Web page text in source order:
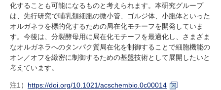
化することも可能になるものと考えられます。本研究グループ
は、先行研究で哺乳類細胞の微小管、ゴルジ体、小胞体といった
オルガネラを標的化するための局在化モチーフを開発していま
す。今後は、分裂酵母用に局在化モチーフを最適化し、さまざま
なオルガネラへのタンパク質局在化を制御することで細胞機能の
オン／オフを緻密に制御するための基盤技術として展開したいと
考えています。
注1 ） https://doi.org/10.1021/acschembio.0c00014